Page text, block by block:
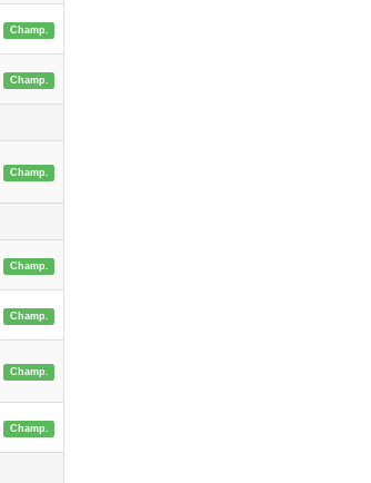
Champ.
Champ.
Champ.
Champ.
Champ.
Champ.
Champ.